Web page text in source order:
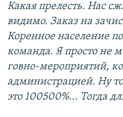
Какая прелесть. Нас
видимо. Заказ на
Коренное население
команда. Я просто не
говно-мероприятий,
администрацией. Ну
это 100500%... Тогда